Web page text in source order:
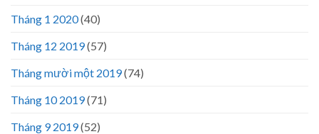
Tháng 1 2020(40)
Tháng 12 2019(57)
Tháng mười một 2019(74)
Tháng 10 2019(71)
Tháng 9 2019(52)